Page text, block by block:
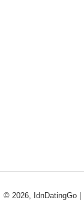
© 2026, IdnDatingGo |